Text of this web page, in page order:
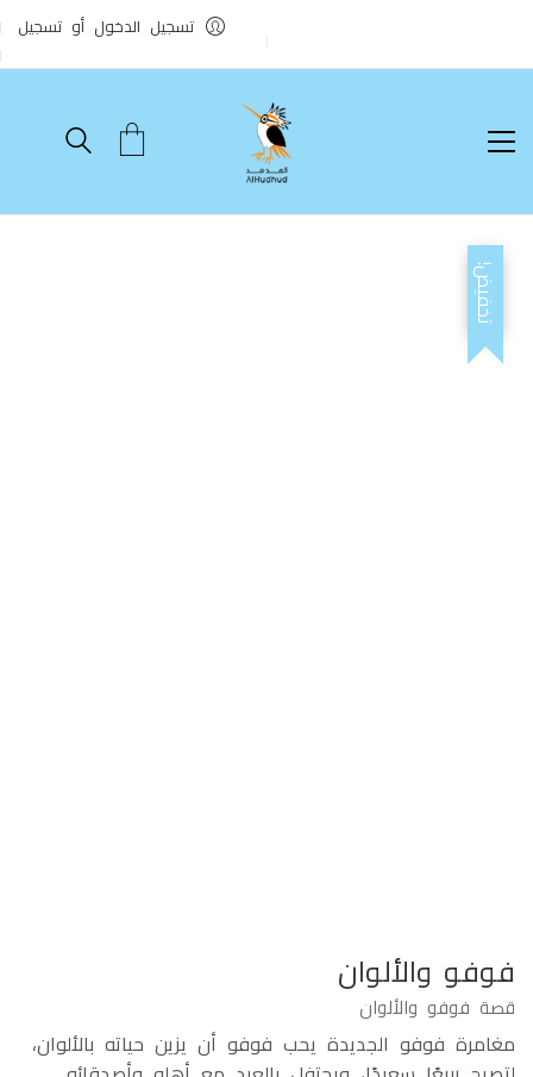
تسجيل الدخول أو تسجيل
تخفيض!
فوفو والألوان
قصة فوفو والألوان
مغامرة فوفو الجديدة يحب فوفو أن يزين حياته بالألوان،